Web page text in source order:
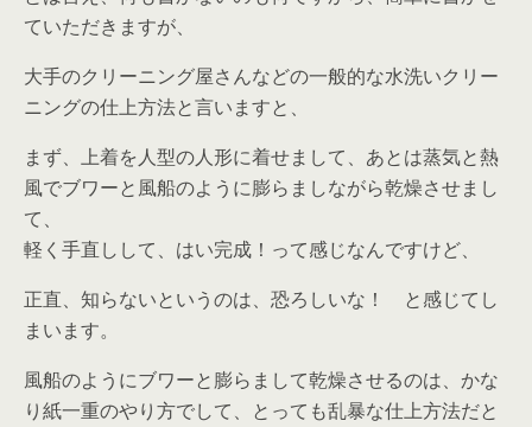
ていただきますが、
大手のクリーニング屋さんなどの一般的な水洗いクリー
ニングの仕上方法と言いますと、
まず、上着を人型の人形に着せまして、あとは蒸気と熱
風でブワーと風船のように膨らましながら乾燥させまし
て、
軽く手直しして、はい完成！って感じなんですけど、
正直、知らないというのは、恐ろしいな！ と感じてし
まいます。
風船のようにブワーと膨らまして乾燥させるのは、かな
り紙一重のやり方でして、とっても乱暴な仕上方法だと